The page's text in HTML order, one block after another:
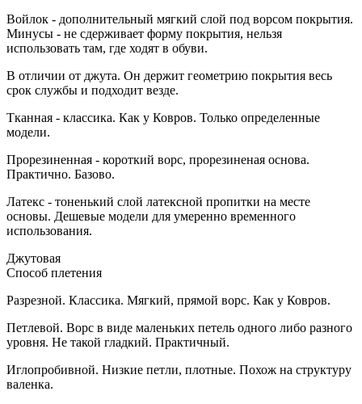
Войлок - дополнительный мягкий слой под ворсом покрытия.
Минусы - не сдерживает форму покрытия, нельзя
использовать там, где ходят в обуви.
В отличии от джута. Он держит геометрию покрытия весь
срок службы и подходит везде.
Тканная - классика. Как у Ковров. Только определенные
модели.
Прорезиненная - короткий ворс, прорезиненая основа.
Практично. Базово.
Латекс - тоненький слой латексной пропитки на месте
основы. Дешевые модели для умеренно временного
использования.
Джутовая
Способ плетения
Разрезной. Классика. Мягкий, прямой ворс. Как у Ковров.
Петлевой. Ворс в виде маленьких петель одного либо разного
уровня. Не такой гладкий. Практичный.
Иглопробивной. Низкие петли, плотные. Похож на структуру
валенка.